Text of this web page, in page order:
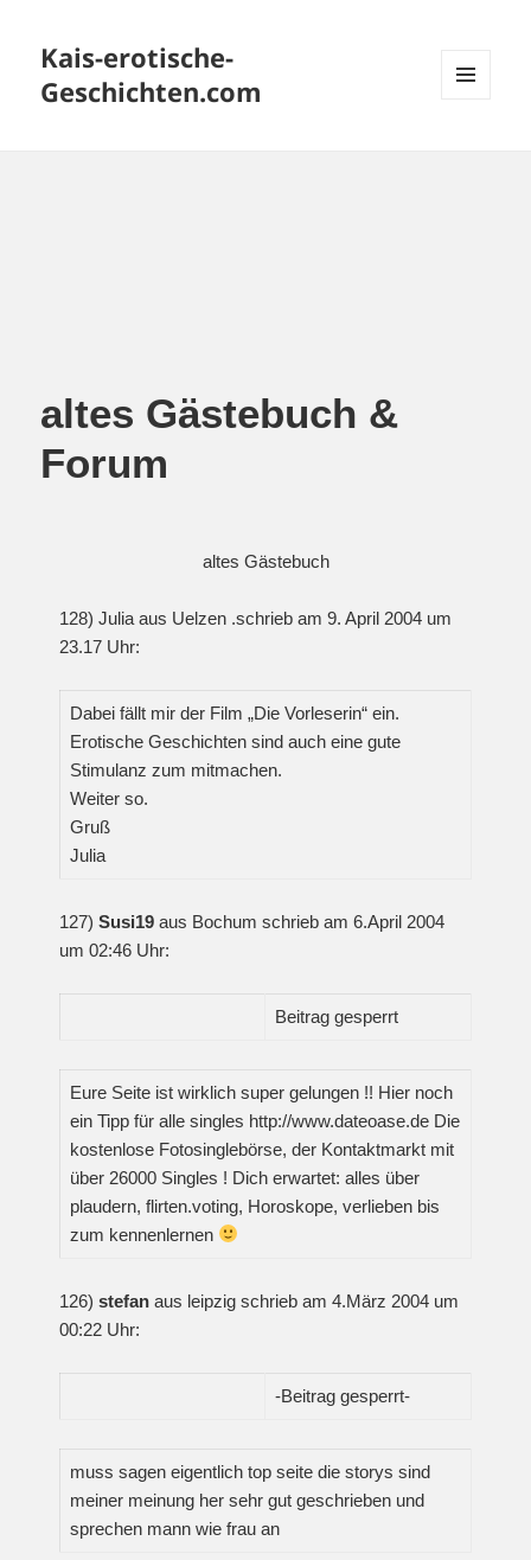
Kais-erotische-
Geschichten.com
altes Gästebuch &
Forum
altes Gästebuch
128) Julia aus Uelzen .schrieb am 9. April 2004 um
23.17 Uhr:
Dabei fällt mir der Film „Die Vorleserin“ ein.
Erotische Geschichten sind auch eine gute
Stimulanz zum mitmachen.
Weiter so.
Gruß
Julia
127) Susi19 aus Bochum schrieb am 6.April 2004
um 02:46 Uhr:
Beitrag gesperrt
Eure Seite ist wirklich super gelungen !! Hier noch
ein Tipp für alle singles http://www.dateoase.de Die
kostenlose Fotosinglebörse, der Kontaktmarkt mit
über 26000 Singles ! Dich erwartet: alles über
plaudern, flirten.voting, Horoskope, verlieben bis
zum kennenlernen
126) stefan aus leipzig schrieb am 4.März 2004 um
00:22 Uhr:
-Beitrag gesperrt-
muss sagen eigentlich top seite die storys sind
meiner meinung her sehr gut geschrieben und
sprechen mann wie frau an